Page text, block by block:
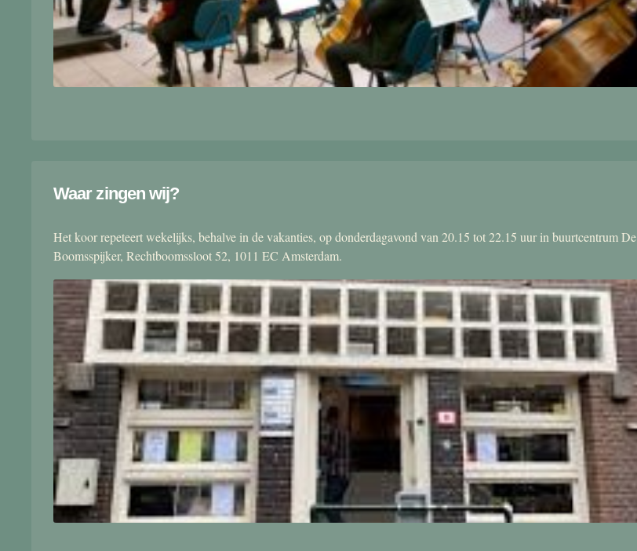
Waar zingen wij?
Het koor repeteert wekelijks, behalve in de vakanties, op donderdagavond van 20.15 tot 22.15 uur in buurtcentrum De
Boomsspijker, Rechtboomssloot 52, 1011 EC Amsterdam.